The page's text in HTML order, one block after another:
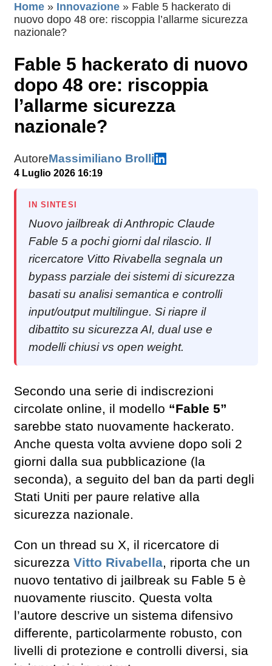
Home » Innovazione » Fable 5 hackerato di
nuovo dopo 48 ore: riscoppia l’allarme sicurezza
nazionale?
Fable 5 hackerato di nuovo
dopo 48 ore: riscoppia
l’allarme sicurezza
nazionale?
AutoreMassimiliano Brolli
4 Luglio 2026 16:19
IN SINTESI
Nuovo jailbreak di Anthropic Claude
Fable 5 a pochi giorni dal rilascio. Il
ricercatore Vitto Rivabella segnala un
bypass parziale dei sistemi di sicurezza
basati su analisi semantica e controlli
input/output multilingue. Si riapre il
dibattito su sicurezza AI, dual use e
modelli chiusi vs open weight.
Secondo una serie di indiscrezioni
circolate online, il modello “Fable 5”
sarebbe stato nuovamente hackerato.
Anche questa volta avviene dopo soli 2
giorni dalla sua pubblicazione (la
seconda), a seguito del ban da parti degli
Stati Uniti per paure relative alla
sicurezza nazionale.
Con un thread su X, il ricercatore di
sicurezza Vitto Rivabella, riporta che un
nuovo tentativo di jailbreak su Fable 5 è
nuovamente riuscito. Questa volta
l’autore descrive un sistema difensivo
differente, particolarmente robusto, con
livelli di protezione e controlli diversi, sia